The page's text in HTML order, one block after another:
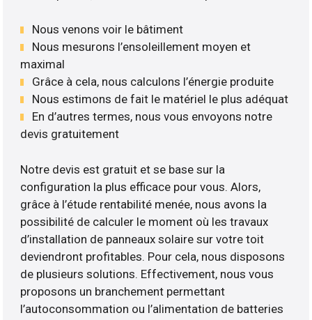
Nous venons voir le bâtiment
Nous mesurons l’ensoleillement moyen et
maximal
Grâce à cela, nous calculons l’énergie produite
Nous estimons de fait le matériel le plus adéquat
En d’autres termes, nous vous envoyons notre
devis gratuitement
Notre devis est gratuit et se base sur la
configuration la plus efficace pour vous. Alors,
grâce à l’étude rentabilité menée, nous avons la
possibilité de calculer le moment où les travaux
d’installation de panneaux solaire sur votre toit
deviendront profitables. Pour cela, nous disposons
de plusieurs solutions. Effectivement, nous vous
proposons un branchement permettant
l’autoconsommation ou l’alimentation de batteries